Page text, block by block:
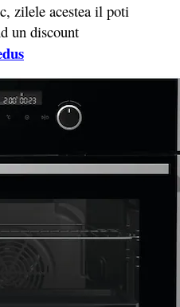
zilele acestea il poti
un discount